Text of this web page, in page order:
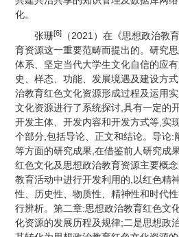
化。
张珊[6]
（2021）在《思想政治教
育资源这一重要范畴而提出的。研究
体系、坚定当代大学生文化自信的应
史、样态、功能、发展境遇及建设方
治教育红色文化资源形成过程及运用
文化资源进行了系统探讨,具有一定的
开发主体、开发内容和开发方式等,实
个部分,包括导论、正文和结论。导论
等方面的研究成果,在借鉴前人研究成
红色文化及思想政治教育资源主要概
教育活动中进行开发利用的,以红色精
性、历史性、物质性、精神性和时代
行辨析。第二章:思想政治教育红色文
化资源的发展历程及规律;二是思想政